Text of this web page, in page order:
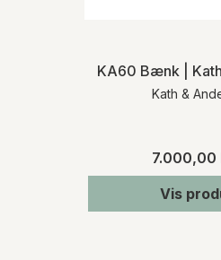
KA60 Bænk |
Kath &
7.000,00
Vis